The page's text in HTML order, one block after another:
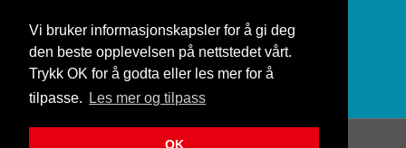
Vi bruker informasjonskapsler for å gi deg
den beste opplevelsen på nettstedet vårt.
Trykk OK for å godta eller les mer for å
tilpasse.
Les mer og tilpass
OK